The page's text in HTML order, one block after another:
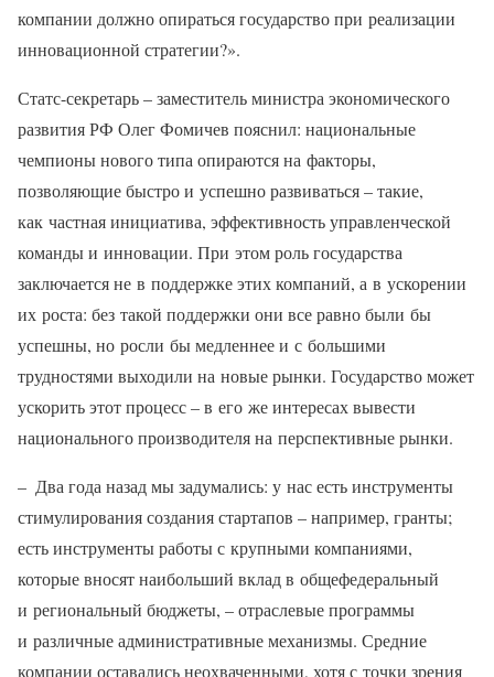
компании должно опираться государство при реализации
инновационной стратегии?».
Статс-секретарь – заместитель министра экономического
развития РФ Олег Фомичев пояснил: национальные
чемпионы нового типа опираются на факторы,
позволяющие быстро и успешно развиваться – такие,
как частная инициатива, эффективность управленческой
команды и инновации. При этом роль государства
заключается не в поддержке этих компаний, а в ускорении
их роста: без такой поддержки они все равно были бы
успешны, но росли бы медленнее и с большими
трудностями выходили на новые рынки. Государство может
ускорить этот процесс – в его же интересах вывести
национального производителя на перспективные рынки.
– Два года назад мы задумались: у нас есть инструменты
стимулирования создания стартапов – например, гранты;
есть инструменты работы с крупными компаниями,
которые вносят наибольший вклад в общефедеральный
и региональный бюджеты, – отраслевые программы
и различные административные механизмы. Средние
компании оставались неохваченными, хотя с точки зрения